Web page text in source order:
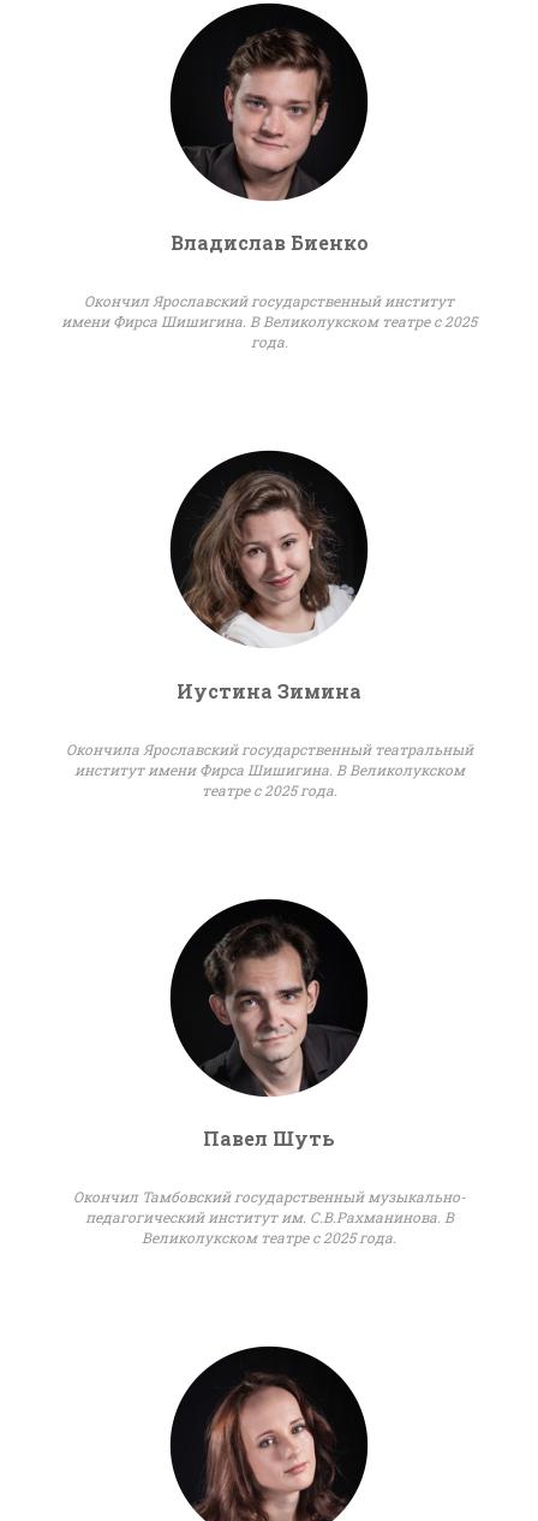
Владислав Биенко
Окончил Ярославский государственный институт
имени Фирса Шишигина. В Великолукском театре с 2025
года.
Иустина Зимина
Окончила Ярославский государственный театральный
институт имени Фирса Шишигина. В Великолукском
театре с 2025 года.
Павел Шуть
Окончил Тамбовский государственный музыкально-
педагогический институт им. С.В.Рахманинова. В
Великолукском театре с 2025 года.